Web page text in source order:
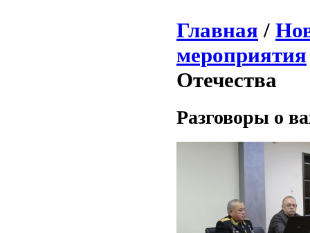
Главная /
мероприятия
Отечества
Разговоры о